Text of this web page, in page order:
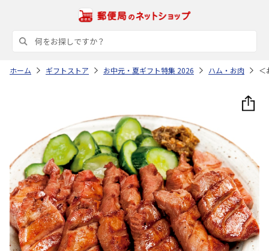
ホーム ギフトストア お中元・夏ギフト特集 2026 ハム・お肉 ＜